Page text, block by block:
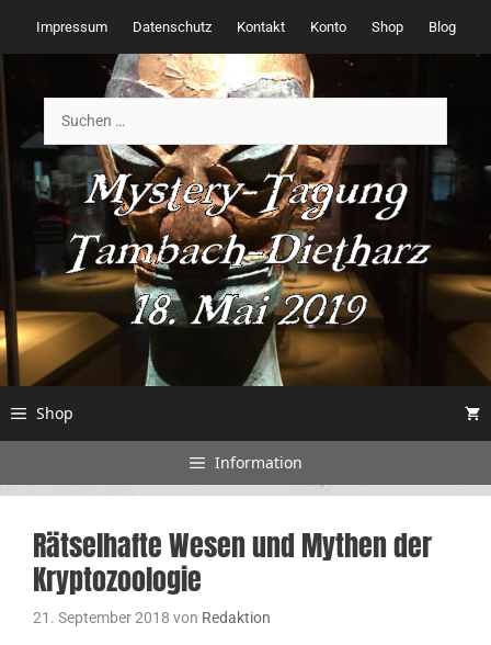
Inhalt
springen
Impressum Datenschutz Kontakt Konto Shop Blog
nach:
Shop
Information
Rätselhafte Wesen und Mythen der
Kryptozoologie
21. September 2018 von Redaktion